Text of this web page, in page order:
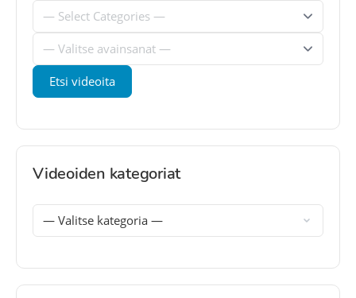
Videoiden kategoriat